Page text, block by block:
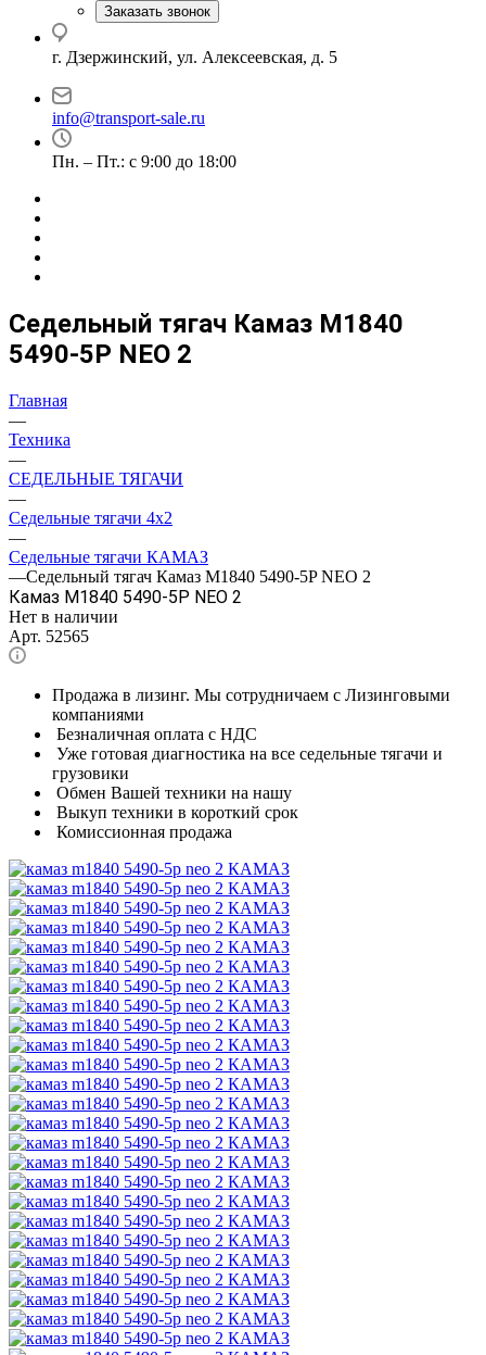
Заказать звонок
г. Дзержинский, ул. Алексеевская, д. 5
info@transport-sale.ru
Пн. – Пт.: с 9:00 до 18:00
Седельный тягач Камаз M1840
5490-5P NEO 2
Главная
—
Техника
—
СЕДЕЛЬНЫЕ ТЯГАЧИ
—
Седельные тягачи 4x2
—
Седельные тягачи КАМАЗ
—Седельный тягач Камаз M1840 5490-5P NEO 2
Камаз M1840 5490-5P NEO 2
Нет в наличии
Арт. 52565
Продажа в лизинг. Мы сотрудничаем с Лизинговыми
компаниями
Безналичная оплата с НДС
Уже готовая диагностика на все седельные тягачи и
грузовики
Обмен Вашей техники на нашу
Выкуп техники в короткий срок
Комиссионная продажа